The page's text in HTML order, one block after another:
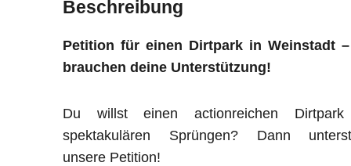
Beschreibung
Petition für einen Dirtpark in Weinstadt
brauchen deine Unterstützung!
Du willst einen actionreichen
spektakulären Sprüngen? Dann
unsere Petition!